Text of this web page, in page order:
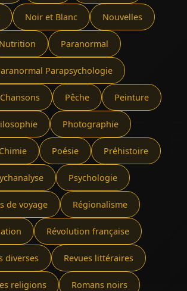
Noir et Blanc Nouvelles
Nutrition Paranormal
Parapsychologie
Pêche Peinture
Photographie
Poésie Préhistoire
Psychologie
de voyage Régionalisme
Révolution française
diverses Revues littéraires
religions Romans noirs